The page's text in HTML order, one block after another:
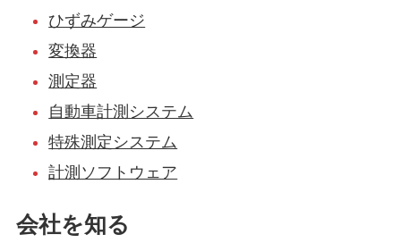
ひずみゲージ
変換器
測定器
自動車計測システム
特殊測定システム
計測ソフトウェア
会社を知る